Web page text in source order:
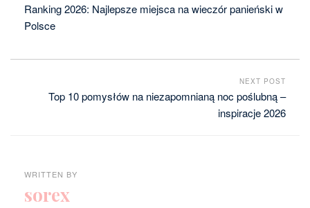
Ranking 2026: Najlepsze miejsca na wieczór panieński w
Polsce
NEXT POST
Top 10 pomysłów na niezapomnianą noc poślubną –
inspiracje 2026
WRITTEN BY
sorex